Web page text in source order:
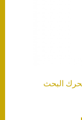
البحث